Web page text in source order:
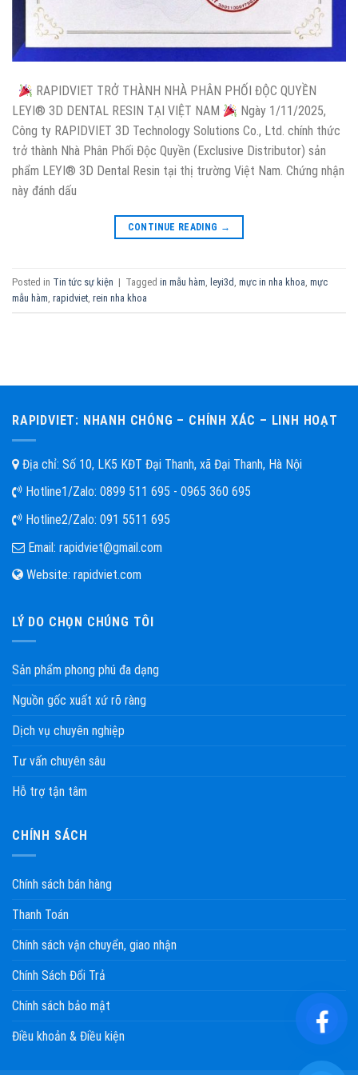
RAPIDVIET TRỞ THÀNH NHÀ PHÂN PHỐI ĐỘC QUYỀN
LEYI® 3D DENTAL RESIN TẠI VIỆT NAM
Ngày 1/11/2025,
Công ty RAPIDVIET 3D Technology Solutions Co., Ltd. chính thức
trở thành Nhà Phân Phối Độc Quyền (Exclusive Distributor) sản
phẩm LEYI® 3D Dental Resin tại thị trường Việt Nam. Chứng nhận
này đánh dấu
CONTINUE READING →
Posted in Tin tức sự kiện | Tagged in mẫu hàm leyi3d mực in nha khoa mực
mẫu hàm rapidviet rein nha khoa
RAPIDVIET: NHANH CHÓNG – CHÍNH XÁC – LINH HOẠT
Địa chỉ: Số 10, LK5 KĐT Đại Thanh, xã Đại Thanh, Hà Nội
Hotline1/Zalo: 0899 511 695 - 0965 360 695
Hotline2/Zalo: 091 5511 695
Email: rapidviet@gmail.com
Website: rapidviet.com
LÝ DO CHỌN CHÚNG TÔI
Sản phẩm phong phú đa dạng
Nguồn gốc xuất xứ rõ ràng
Dịch vụ chuyên nghiệp
Tư vấn chuyên sâu
Hỗ trợ tận tâm
CHÍNH SÁCH
Chính sách bán hàng
Thanh Toán
Chính sách vận chuyển, giao nhận
Chính Sách Đổi Trả
Chính sách bảo mật
Điều khoản & Điều kiện